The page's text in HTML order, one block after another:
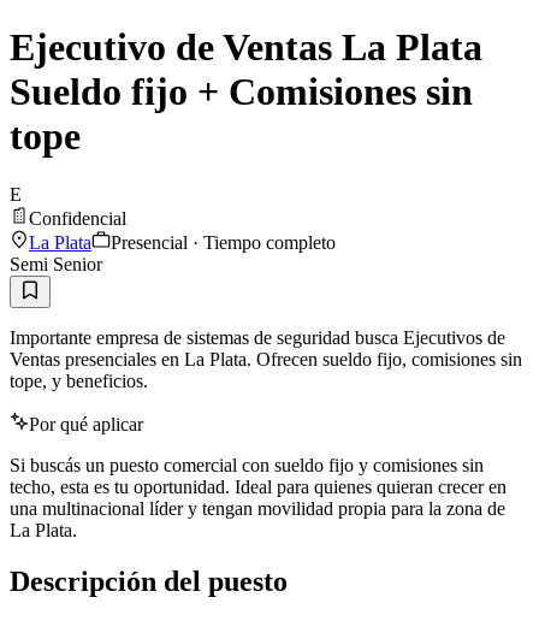
Ejecutivo de Ventas La Plata
Sueldo fijo + Comisiones sin
tope
E
Confidencial
La Plata
Presencial · Tiempo completo
Semi Senior
Importante empresa de sistemas de seguridad busca Ejecutivos de
Ventas presenciales en La Plata. Ofrecen sueldo fijo, comisiones sin
tope, y beneficios.
Por qué aplicar
Si buscás un puesto comercial con sueldo fijo y comisiones sin
techo, esta es tu oportunidad. Ideal para quienes quieran crecer en
una multinacional líder y tengan movilidad propia para la zona de
La Plata.
Descripción del puesto